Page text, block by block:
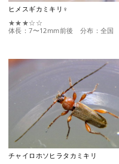
ヒメスギカミキリ♀
★★★☆☆
体長：7〜12mm前後 分布：全国
チャイロホソヒラタカミキリ